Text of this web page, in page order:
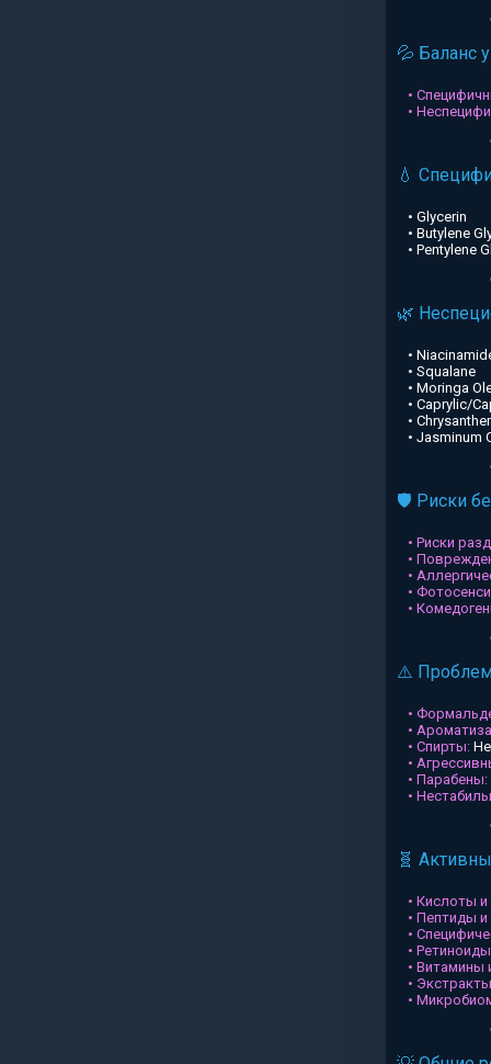
💦 Баланс
•
•
💧
• Glycerin
• Butylene
• Pentylene
🌿
•
• Squalane
• Moringa
• Caprylic/
•
• Jasminum
🛡️ Риски
• Риски
•
•
•
•
⚠️
•
•
• Спирты:
•
• Парабены:
•
🧬
• Кислоты
• Пептиды
•
•
• Витамины
•
•